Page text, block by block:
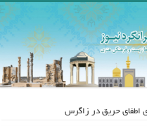
اطفای حریق در زاگرس